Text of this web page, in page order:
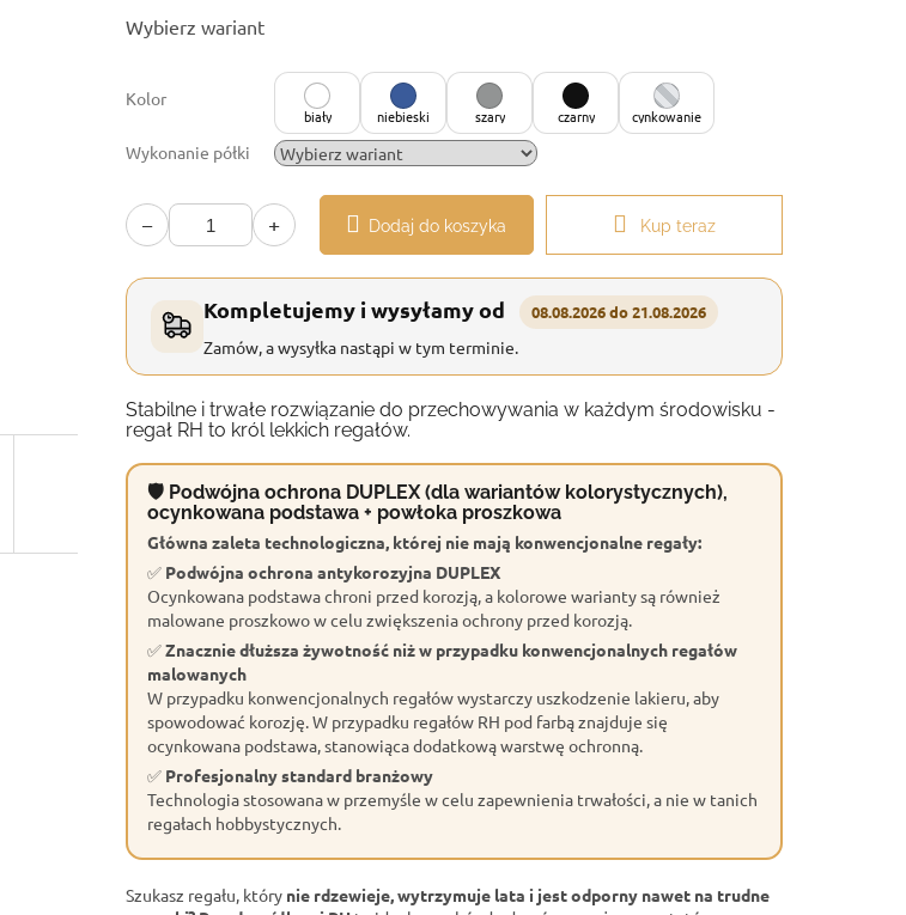
jednostkowa:
Wybierz wariant
Kolor
biały niebieski szary czarny cynkowanie
Wykonanie półki
− + Dodaj do koszyka Kup teraz
Kompletujemy i wysyłamy od 08.08.2026 do 21.08.2026
Zamów, a wysyłka nastąpi w tym terminie.
Stabilne i trwałe rozwiązanie do przechowywania w każdym środowisku -
regał RH to król lekkich regałów.
🛡 Podwójna ochrona DUPLEX (dla wariantów kolorystycznych),
ocynkowana podstawa + powłoka proszkowa
Główna zaleta technologiczna, której nie mają konwencjonalne regały:
✅ Podwójna ochrona antykorozyjna DUPLEX
Ocynkowana podstawa chroni przed korozją, a kolorowe warianty są również
malowane proszkowo w celu zwiększenia ochrony przed korozją.
✅Znacznie dłuższa żywotność niż w przypadku konwencjonalnych regałów
malowanych
W przypadku konwencjonalnych regałów wystarczy uszkodzenie lakieru, aby
spowodować korozję. W przypadku regałów RH pod farbą znajduje się
ocynkowana podstawa, stanowiąca dodatkową warstwę ochronną.
✅ Profesjonalny standard branżowy
Technologia stosowana w przemyśle w celu zapewnienia trwałości, a nie w tanich
regałach hobbystycznych.
Szukasz regału, który nie rdzewieje, wytrzymuje lata i jest odporny nawet na trudne